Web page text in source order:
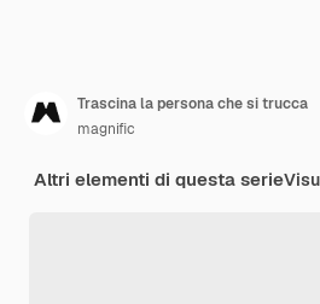
Trascina la persona che si trucca
magnific
Altri elementi di questa serie